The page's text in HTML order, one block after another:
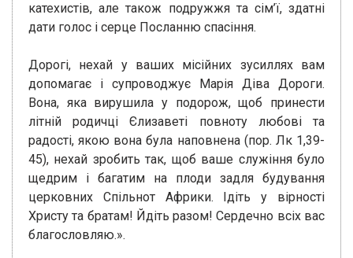
катехистів, але також подружжя та сім’ї, здатні
дати голос і серце Посланню спасіння.
Дорогі, нехай у ваших місійних зусиллях вам
допомагає і супроводжує Марія Діва Дороги.
Вона, яка вирушила у подорож, щоб принести
літній родичці Єлизаветі повноту любові та
радості, якою вона була наповнена (пор. Лк 1,39-
45), нехай зробить так, щоб ваше служіння було
щедрим і багатим на плоди задля будування
церковних Спільнот Африки. Ідіть у вірності
Христу та братам! Йдіть разом! Сердечно всіх вас
благословляю.».